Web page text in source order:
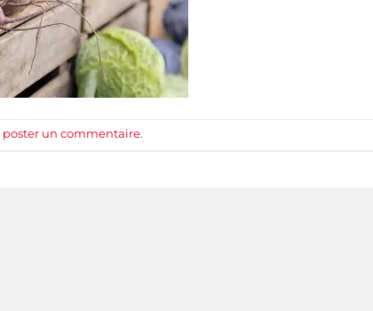
poster un commentaire.